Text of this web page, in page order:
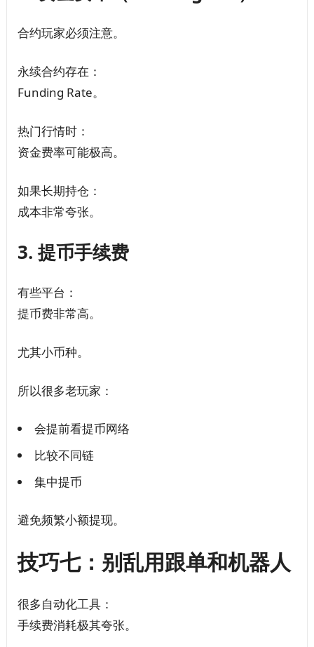
合约玩家必须注意。
永续合约存在：
Funding Rate。
热门行情时：
资金费率可能极高。
如果长期持仓：
成本非常夸张。
3. 提币手续费
有些平台：
提币费非常高。
尤其小币种。
所以很多老玩家：
会提前看提币网络
比较不同链
集中提币
避免频繁小额提现。
技巧七：别乱用跟单和机器人
很多自动化工具：
手续费消耗极其夸张。